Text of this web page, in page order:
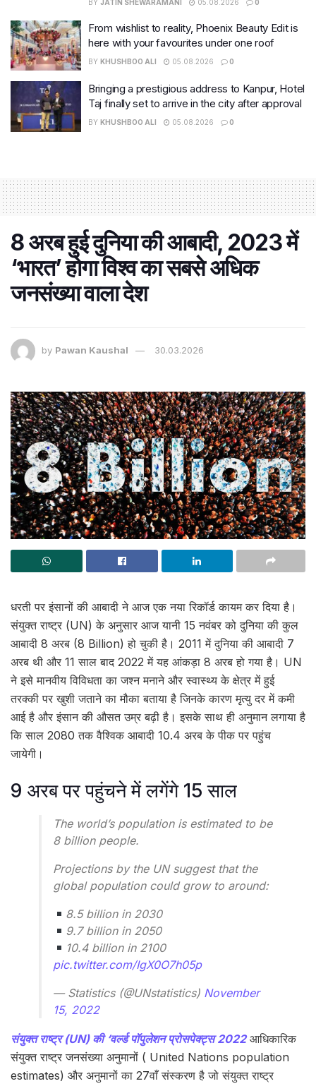
BY JATIN SHEWARAMANI 05.08.2026 0
From wishlist to reality, Phoenix Beauty Edit is
here with your favourites under one roof
BY KHUSHBOO ALI 05.08.2026 0
Bringing a prestigious address to Kanpur, Hotel
Taj finally set to arrive in the city after approval
BY KHUSHBOO ALI 05.08.2026 0
8 अरब हुई दुनिया की आबादी, 2023 में
‘भारत’ होगा विश्व का सबसे अधिक
जनसंख्या वाला देश
by Pawan Kaushal 30.03.2026
धरती पर इंसानों की आबादी ने आज एक नया रिकॉर्ड कायम कर दिया है।
संयुक्त राष्ट्र (UN) के अनुसार आज यानी 15 नवंबर को दुनिया की कुल
आबादी 8 अरब (8 Billion) हो चुकी है। 2011 में दुनिया की आबादी 7
अरब थी और 11 साल बाद 2022 में यह आंकड़ा 8 अरब हो गया है। UN
ने इसे मानवीय विविधता का जश्न मनाने और स्वास्थ्य के क्षेत्र में हुई
तरक्की पर खुशी जताने का मौका बताया है जिनके कारण मृत्यु दर में कमी
आई है और इंसान की औसत उम्र बढ़ी है। इसके साथ ही अनुमान लगाया है
कि साल 2080 तक वैश्विक आबादी 10.4 अरब के पीक पर पहुंच
जायेगी।
9 अरब पर पहुंचने में लगेंगे 15 साल
The world’s population is estimated to be
8 billion people.
Projections by the UN suggest that the
global population could grow to around:
8.5 billion in 2030
9.7 billion in 2050
10.4 billion in 2100
pic.twitter.com/IgX0O7h05p
— Statistics (@UNstatistics) November
15, 2022
संयुक्त राष्ट्र (UN) की ‘वर्ल्ड पॉपुलेशन प्रोसपेक्ट्स 2022 आधिकारिक
संयुक्त राष्ट्र जनसंख्या अनुमानों ( United Nations population
estimates) और अनुमानों का 27वाँ संस्करण है जो संयुक्त राष्ट्र